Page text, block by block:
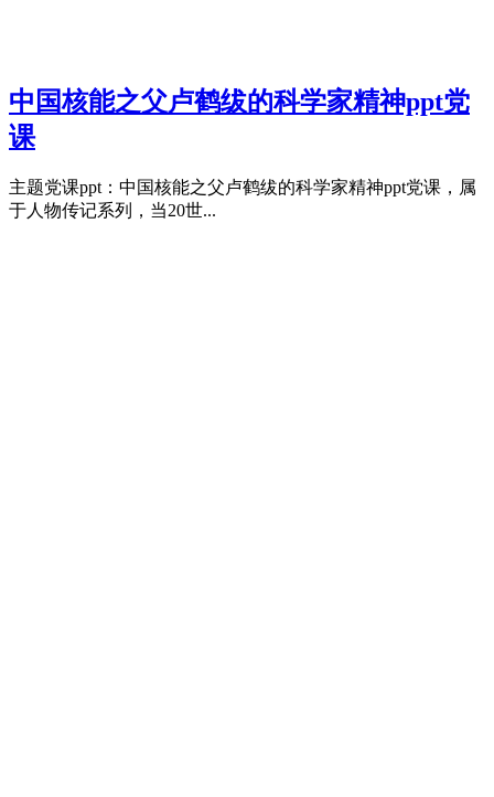
中国核能之父卢鹤绂的科学家精神ppt党
课
主题党课ppt：中国核能之父卢鹤绂的科学家精神ppt党课，属
于人物传记系列，当20世...